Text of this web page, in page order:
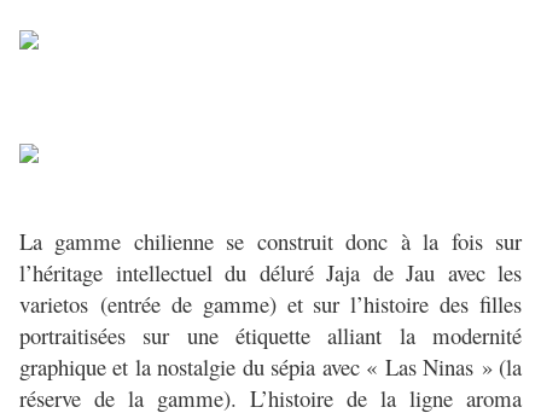
La gamme chilienne se construit donc à la fois sur
l’héritage intellectuel du déluré Jaja de Jau avec les
varietos (entrée de gamme) et sur l’histoire des filles
portraitisées sur une étiquette alliant la modernité
graphique et la nostalgie du sépia avec « Las Ninas » (la
réserve de la gamme). L’histoire de la ligne aroma